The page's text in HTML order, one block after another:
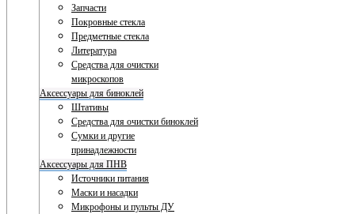
Запчасти
Покровные стекла
Предметные стекла
Литература
Средства для очистки
микроскопов
Аксессуары для биноклей
Штативы
Средства для очистки биноклей
Сумки и другие
принадлежности
Аксессуары для ПНВ
Источники питания
Маски и насадки
Микрофоны и пульты ДУ